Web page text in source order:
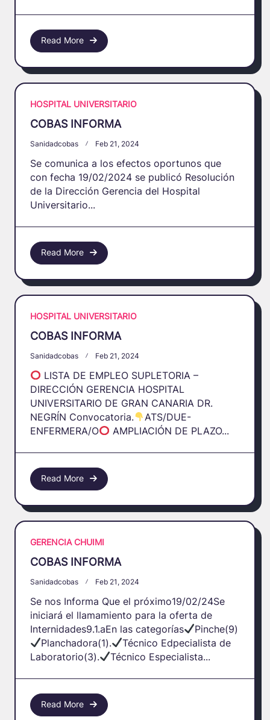
Read More
HOSPITAL UNIVERSITARIO
COBAS INFORMA
Sanidadcobas Feb 21, 2024
Se comunica a los efectos oportunos que
con fecha 19/02/2024 se publicó Resolución
de la Dirección Gerencia del Hospital
Universitario...
Read More
HOSPITAL UNIVERSITARIO
COBAS INFORMA
Sanidadcobas Feb 21, 2024
LISTA DE EMPLEO SUPLETORIA –
DIRECCIÓN GERENCIA HOSPITAL
UNIVERSITARIO DE GRAN CANARIA DR.
NEGRÍN Convocatoria.
ATS/DUE-
ENFERMERA/O
AMPLIACIÓN DE PLAZO...
Read More
GERENCIA CHUIMI
COBAS INFORMA
Sanidadcobas Feb 21, 2024
Se nos Informa Que el próximo19/02/24Se
iniciará el llamamiento para la oferta de
Internidades9.1.aEn las categorías
Pinche(9)
Planchadora(1).
Técnico Edpecialista de
Laboratorio(3).
Técnico Especialista...
Read More